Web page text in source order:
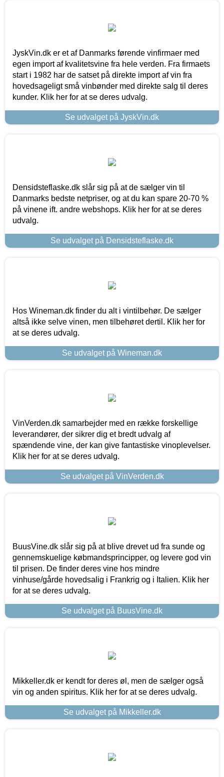
JyskVin.dk er et af Danmarks førende vinfirmaer med
egen import af kvalitetsvine fra hele verden. Fra firmaets
start i 1982 har de satset på direkte import af vin fra
hovedsageligt små vinbønder med direkte salg til deres
kunder. Klik her for at se deres udvalg.
Se udvalget på JyskVin.dk
Densidsteflaske.dk slår sig på at de sælger vin til
Danmarks bedste netpriser, og at du kan spare 20-70 %
på vinene ift. andre webshops. Klik her for at se deres
udvalg.
Se udvalget på Densidsteflaske.dk
Hos Wineman.dk finder du alt i vintilbehør. De sælger
altså ikke selve vinen, men tilbehøret dertil. Klik her for
at se deres udvalg.
Se udvalget på Wineman.dk
VinVerden.dk samarbejder med en række forskellige
leverandører, der sikrer dig et bredt udvalg af
spændende vine, der kan give fantastiske vinoplevelser.
Klik her for at se deres udvalg.
Se udvalget på VinVerden.dk
BuusVine.dk slår sig på at blive drevet ud fra sunde og
gennemskuelige købmandsprincipper, og levere god vin
til prisen. De finder deres vine hos mindre
vinhuse/gårde hovedsalig i Frankrig og i Italien. Klik her
for at se deres udvalg.
Se udvalget på BuusVine.dk
Mikkeller.dk er kendt for deres øl, men de sælger også
vin og anden spiritus. Klik her for at se deres udvalg.
Se udvalget på Mikkeller.dk